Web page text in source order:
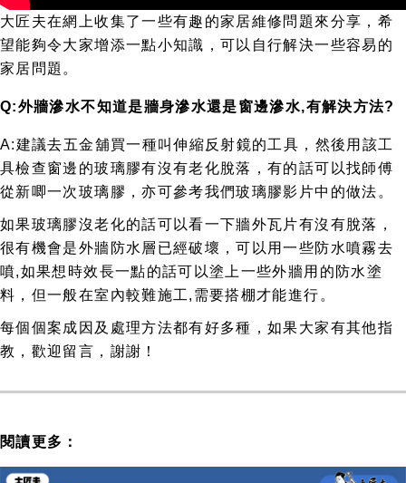
大匠夫在網上收集了一些有趣的家居維修問題來分享，希
望能夠令大家增添一點小知識，可以自行解決一些容易的
家居問題。
Q:外牆滲水不知道是牆身滲水還是窗邊滲水,有解決方法?
A:建議去五金舖買一種叫伸縮反射鏡的工具，然後用該工
具檢查窗邊的玻璃膠有沒有老化脫落，有的話可以找師傅
從新唧一次玻璃膠，亦可參考我們玻璃膠影片中的做法。
如果玻璃膠沒老化的話可以看一下牆外瓦片有沒有脫落，
很有機會是外牆防水層已經破壞，可以用一些防水噴霧去
噴,如果想時效長一點的話可以塗上一些外牆用的防水塗
料，但一般在室內較難施工,需要搭棚才能進行。
每個個案成因及處理方法都有好多種，如果大家有其他指
教，歡迎留言，謝謝！
閱讀更多：